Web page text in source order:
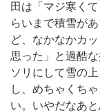
田は「マジ寒く
らいまで積雪が
ど、なかなかカ
思った」と過酷
ソリにして雪の
し、めちゃくち
い。いやだなあ